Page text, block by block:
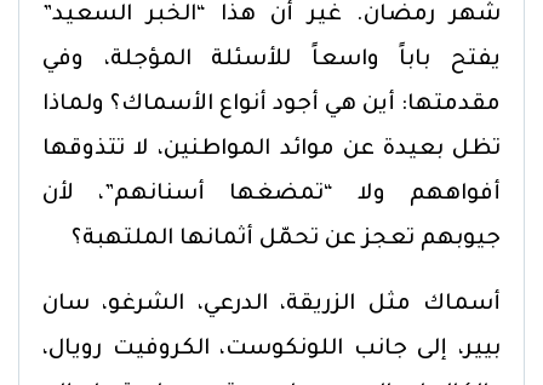
شهر رمضان. غير أن هذا “الخبر السعيد”
يفتح باباً واسعاً للأسئلة المؤجلة، وفي
مقدمتها: أين هي أجود أنواع الأسماك؟ ولماذا
تظل بعيدة عن موائد المواطنين، لا تتذوقها
أفواههم ولا “تمضغها أسنانهم”، لأن
جيوبهم تعجز عن تحمّل أثمانها الملتهبة؟
أسماك مثل الزريقة، الدرعي، الشرغو، سان
بيير، إلى جانب اللونكوست، الكروفيت رويال،